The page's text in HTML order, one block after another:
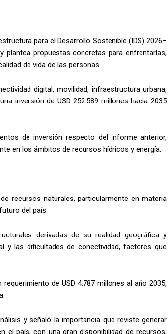
para el Desarrollo Sostenible (IDS) 2026–
plantea propuestas concretas para enfrentarlas,
de vida de las personas.
digital, movilidad, infraestructura urbana,
inversión de USD 252.589 millones hacia 2035
de inversión respecto del informe anterior,
en los ámbitos de recursos hídricos y energía.
recursos naturales, particularmente en materia
del país.
derivadas de su realidad geográfica y
y las dificultades de conectividad, factores que
de USD 4.787 millones al año 2035,
y señaló la importancia que reviste generar
el país, con una gran disponibilidad de recursos,